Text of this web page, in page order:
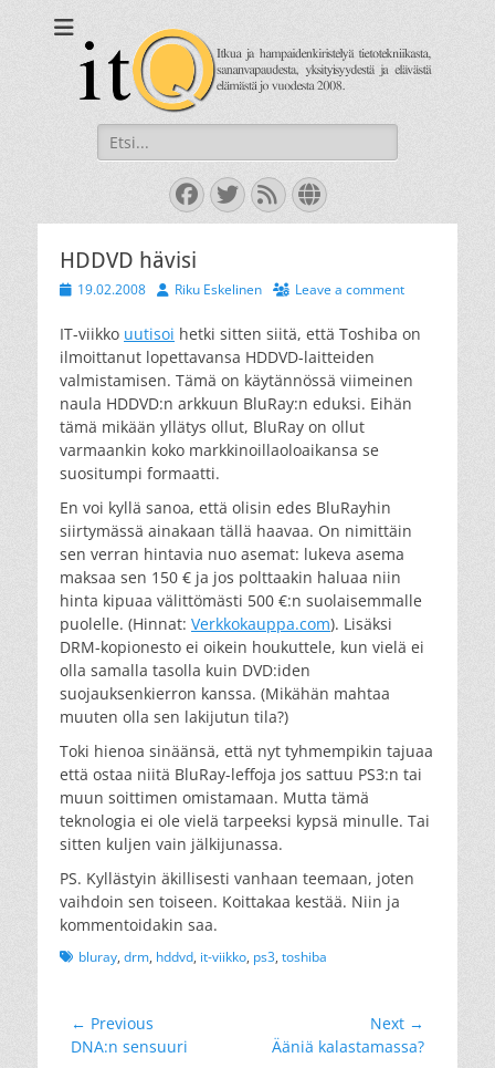
Itkua ja hammastenkiristelyä jo vuodesta 2008.
Search
for:
Facebook
Twitter
FeedWebsite
HDDVD hävisi
Posted19.02.2008 AuthorRiku Eskelinen Leave a comment
IT-viikko uutisoi hetki sitten siitä, että Toshiba on
ilmoittanut lopettavansa HDDVD-laitteiden
valmistamisen. Tämä on käytännössä viimeinen
naula HDDVD:n arkkuun BluRay:n eduksi. Eihän
tämä mikään yllätys ollut, BluRay on ollut
varmaankin koko markkinoillaoloaikansa se
suositumpi formaatti.
En voi kyllä sanoa, että olisin edes BluRayhin
siirtymässä ainakaan tällä haavaa. On nimittäin
sen verran hintavia nuo asemat: lukeva asema
maksaa sen 150 € ja jos polttaakin haluaa niin
hinta kipuaa välittömästi 500 €:n suolaisemmalle
puolelle. (Hinnat: Verkkokauppa.com). Lisäksi
DRM-kopionesto ei oikein houkuttele, kun vielä ei
olla samalla tasolla kuin DVD:iden
suojauksenkierron kanssa. (Mikähän mahtaa
muuten olla sen lakijutun tila?)
Toki hienoa sinäänsä, että nyt tyhmempikin tajuaa
että ostaa niitä BluRay-leffoja jos sattuu PS3:n tai
muun soittimen omistamaan. Mutta tämä
teknologia ei ole vielä tarpeeksi kypsä minulle. Tai
sitten kuljen vain jälkijunassa.
PS. Kyllästyin äkillisesti vanhaan teemaan, joten
vaihdoin sen toiseen. Koittakaa kestää. Niin ja
kommentoidakin saa.
Tagsbluray, drm, hddvd, it-viikko, ps3, toshiba
Artikkelien
selaus
← Previous
Previous
DNA:n sensuuri
Next →
NextÄäniä kalastamassa?